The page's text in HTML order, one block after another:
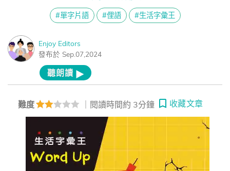
#單字片語 #俚語 #生活字彙王
Enjoy Editors
發布於 Sep.07,2024
聽朗讀
難度 ｜閱讀時間約 3分鐘 收藏文章